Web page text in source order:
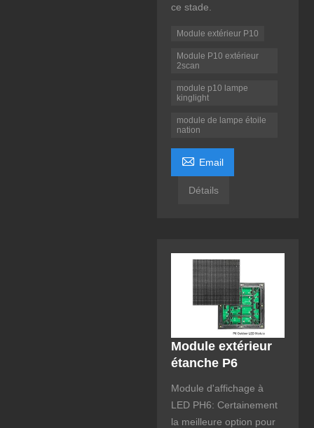
ce stade.
Module extérieur P10
Module P10 extérieur
2scan
module p10 lampe
kinglight
module de lampe étoile
nation
 Email
Détails
Module extérieur
étanche P6
Module d'affichage à
LED PH6: Certainement
la meilleure option pour